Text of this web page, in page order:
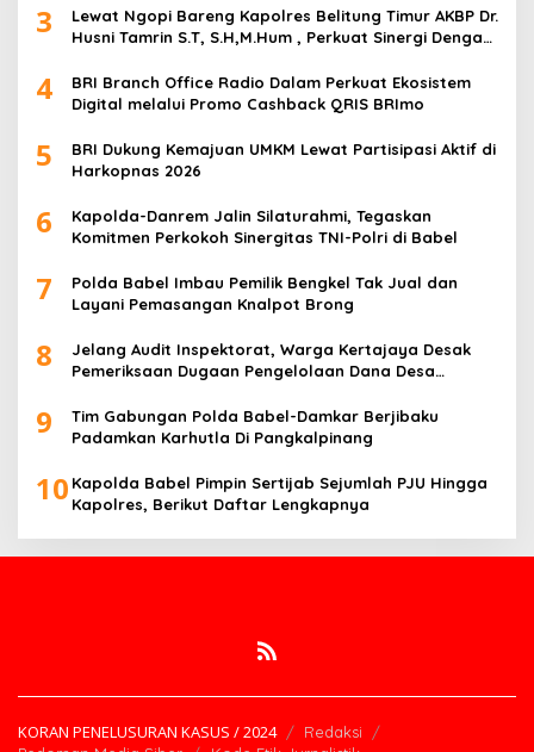
3
Lewat Ngopi Bareng Kapolres Belitung Timur AKBP Dr.
Husni Tamrin S.T, S.H,M.Hum , Perkuat Sinergi Dengan
4
BRI Branch Office Radio Dalam Perkuat Ekosistem
Digital melalui Promo Cashback QRIS BRImo
5
BRI Dukung Kemajuan UMKM Lewat Partisipasi Aktif di
Harkopnas 2026
6
Kapolda-Danrem Jalin Silaturahmi, Tegaskan
Komitmen Perkokoh Sinergitas TNI-Polri di Babel
7
Polda Babel Imbau Pemilik Bengkel Tak Jual dan
Layani Pemasangan Knalpot Brong
8
Jelang Audit Inspektorat, Warga Kertajaya Desak
Pemeriksaan Dugaan Pengelolaan Dana Desa
9
Tim Gabungan Polda Babel-Damkar Berjibaku
Padamkan Karhutla Di Pangkalpinang
10 Kapolda Babel Pimpin Sertijab Sejumlah PJU Hingga
Kapolres, Berikut Daftar Lengkapnya
KORAN PENELUSURAN KASUS / 2024
Redaksi